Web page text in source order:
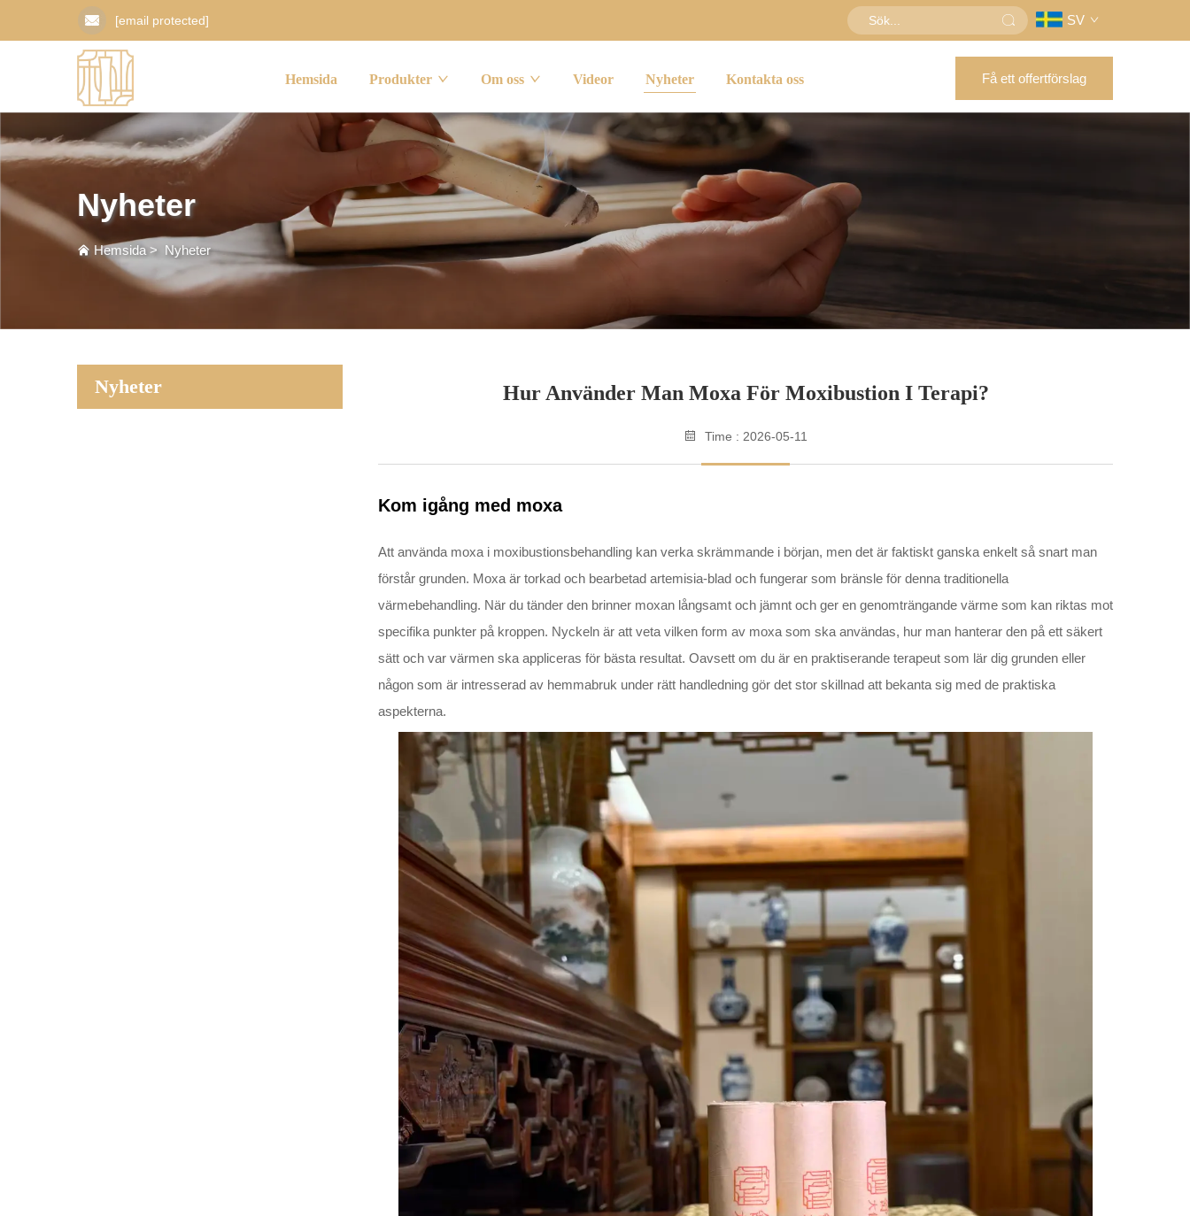
[email protected] SV
Hemsida Produkter Om oss Videor Nyheter Kontakta oss Få ett offertförslag
Nyheter
Hemsida> Nyheter
Nyheter Hur Använder Man Moxa För Moxibustion I Terapi?
Time : 2026-05-11
Kom igång med moxa
Att använda moxa i moxibustionsbehandling kan verka skrämmande i början, men det är faktiskt ganska enkelt så snart man
förstår grunden. Moxa är torkad och bearbetad artemisia-blad och fungerar som bränsle för denna traditionella
värmebehandling. När du tänder den brinner moxan långsamt och jämnt och ger en genomträngande värme som kan riktas mot
specifika punkter på kroppen. Nyckeln är att veta vilken form av moxa som ska användas, hur man hanterar den på ett säkert
sätt och var värmen ska appliceras för bästa resultat. Oavsett om du är en praktiserande terapeut som lär dig grunden eller
någon som är intresserad av hemmabruk under rätt handledning gör det stor skillnad att bekanta sig med de praktiska
aspekterna.